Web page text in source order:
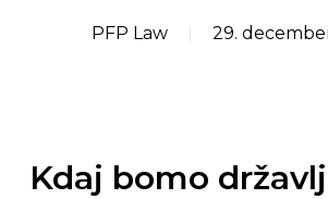
PFP Law 29.
Kdaj bomo